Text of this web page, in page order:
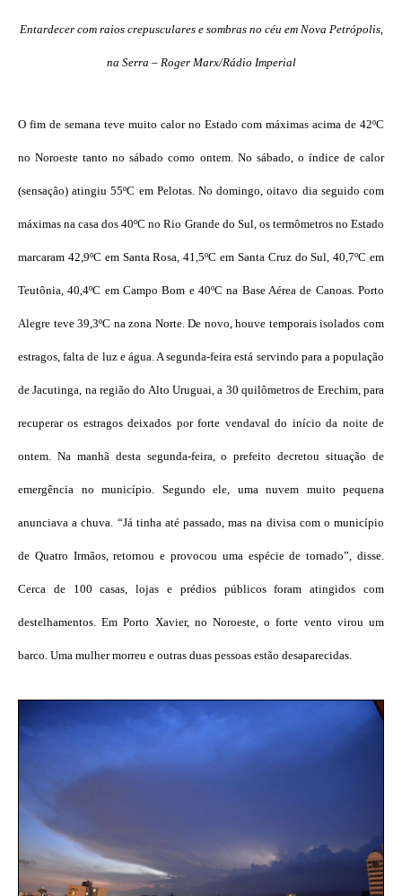
Entardecer com raios crepusculares e sombras no céu em Nova Petrópolis,
na Serra – Roger Marx/Rádio Imperial
O fim de semana teve muito calor no Estado com máximas acima de 42ºC
no Noroeste tanto no sábado como ontem. No sábado, o índice de calor
(sensação) atingiu 55ºC em Pelotas. No domingo, oitavo dia seguido com
máximas na casa dos 40ºC no Rio Grande do Sul, os termômetros no Estado
marcaram 42,9ºC em Santa Rosa, 41,5ºC em Santa Cruz do Sul, 40,7ºC em
Teutônia, 40,4ºC em Campo Bom e 40ºC na Base Aérea de Canoas. Porto
Alegre teve 39,3ºC na zona Norte. De novo, houve temporais isolados com
estragos, falta de luz e água. A segunda-feira está servindo para a população
de Jacutinga, na região do Alto Uruguai, a 30 quilômetros de Erechim, para
recuperar os estragos deixados por forte vendaval do início da noite de
ontem. Na manhã desta segunda-feira, o prefeito decretou situação de
emergência no município. Segundo ele, uma nuvem muito pequena
anunciava a chuva. “Já tinha até passado, mas na divisa com o município
de Quatro Irmãos, retornou e provocou uma espécie de tornado”, disse.
Cerca de 100 casas, lojas e prédios públicos foram atingidos com
destelhamentos. Em Porto Xavier, no Noroeste, o forte vento virou um
barco. Uma mulher morreu e outras duas pessoas estão desaparecidas.